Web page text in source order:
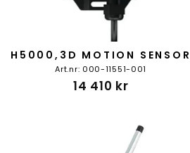
H5000,3D MOTION SENSOR
Art.nr: 000-11551-001
14 410 kr